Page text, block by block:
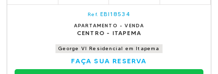
Ref. EBI18534
APARTAMENTO - VENDA
CENTRO - ITAPEMA
George VI Residencial em Itapema
FAÇA SUA RESERVA